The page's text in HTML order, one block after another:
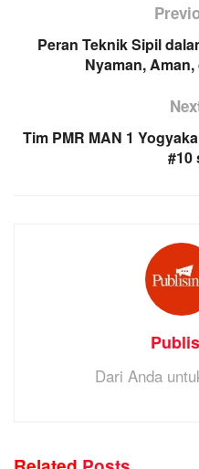
Peran Teknik Sipil
Nyaman,
Tim PMR MAN 1
#10
Dari Anda